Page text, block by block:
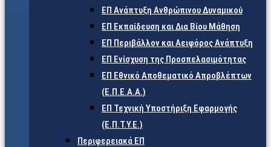
ΕΠ Ανάπτυξη Ανθρώπινου Δυναμικού
ΕΠ Εκπαίδευση και Δια Βίου Μάθηση
ΕΠ Περιβάλλον και Αειφόρος Ανάπτυξη
ΕΠ Ενίσχυση της Προσπελασιμότητας
ΕΠ Εθνικό Αποθεματικό Απροβλέπτων
(Ε.Π.Ε.Α.Α.)
ΕΠ Τεχνική Υποστήριξη Εφαρμογής
(Ε.Π.Τ.Υ.Ε.)
Περιφερειακά ΕΠ